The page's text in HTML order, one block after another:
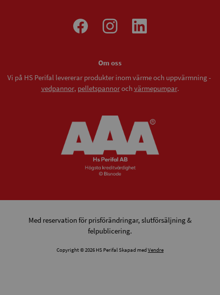
Om oss
Vi på HS Perifal levererar produkter inom värme och uppvärmning -
vedpannor, pelletspannoroch värmepumpar.
Med reservation för prisförändringar, slutförsäljning &
felpublicering.
Copyright © 2026 HS Perifal Skapad medVendre